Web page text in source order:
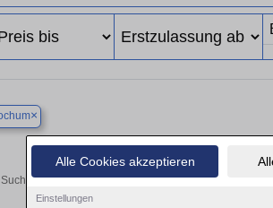
Alle Cookies akzeptieren
Einstellungen
×
Finden Sie
Suchen Sie in Bochum einen Mitsubishi L200